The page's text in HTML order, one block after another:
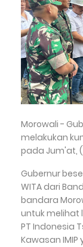
Morowali -
melakukan
pada Jum'at,
Gubernur
WITA dari
bandara
untuk melihat
PT Indonesia
Kawasan